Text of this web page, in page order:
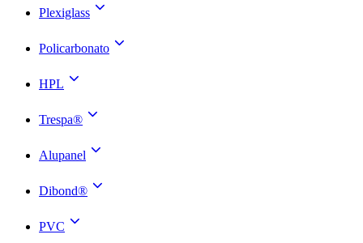
Plexiglass
Policarbonato
HPL
Trespa®
Alupanel
Dibond®
PVC